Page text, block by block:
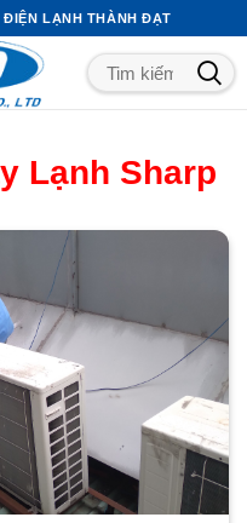
LẠNH THÀNH ĐẠT
Lạnh Sharp